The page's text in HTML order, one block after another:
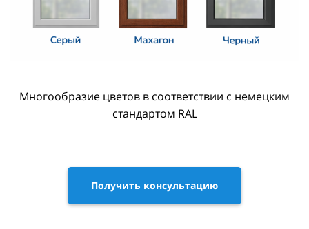
Многообразие цветов в соответствии с немецким
стандартом RAL
Получить консультацию